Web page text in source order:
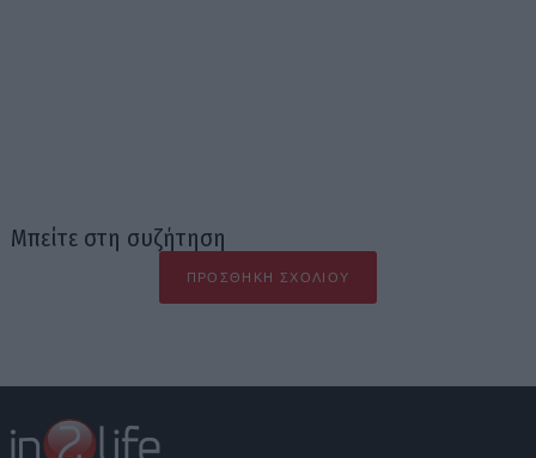
Μπείτε στη συζήτηση
ΠΡΟΣΘΉΚΗ ΣΧΟΛΊΟΥ